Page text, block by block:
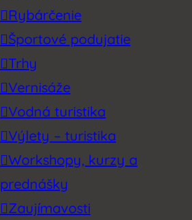
Rybárčenie
Športové podujatie
Trhy
Vernisáže
Vodná turistika
Výlety – turistika
Workshopy, kurzy a
prednášky
Zaujímavosti